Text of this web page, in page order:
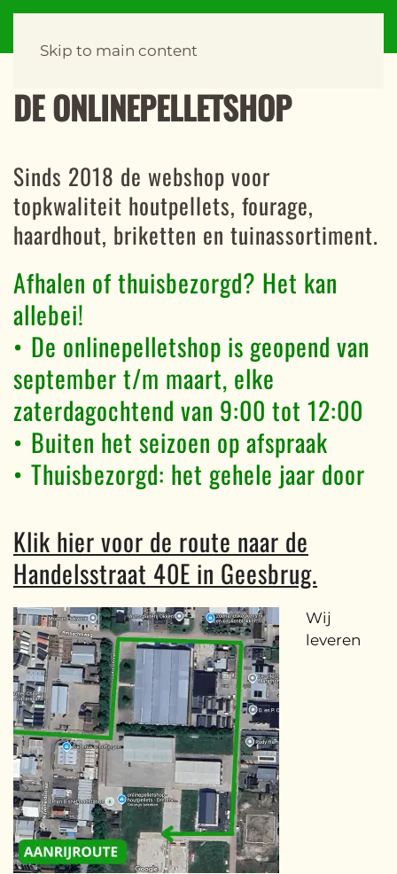
Skip to main content
DE ONLINEPELLETSHOP
Sinds 2018 de webshop voor
topkwaliteit houtpellets, fourage,
haardhout, briketten en tuinassortiment.
Afhalen of thuisbezorgd? Het kan
allebei!
•⁠ ⁠De onlinepelletshop is geopend van
september t/m maart, elke
zaterdagochtend van 9:00 tot 12:00
•⁠ ⁠Buiten het seizoen op afspraak
•⁠ ⁠Thuisbezorgd: het gehele jaar door
Klik hier voor de route naar de
Handelsstraat 40E in Geesbrug.
Wij
leveren